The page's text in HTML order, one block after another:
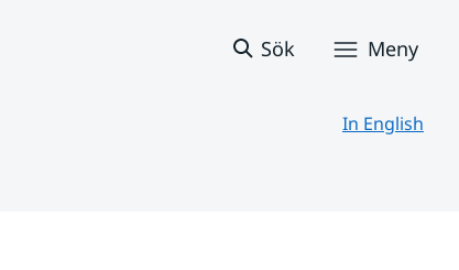
Sök Meny
In English